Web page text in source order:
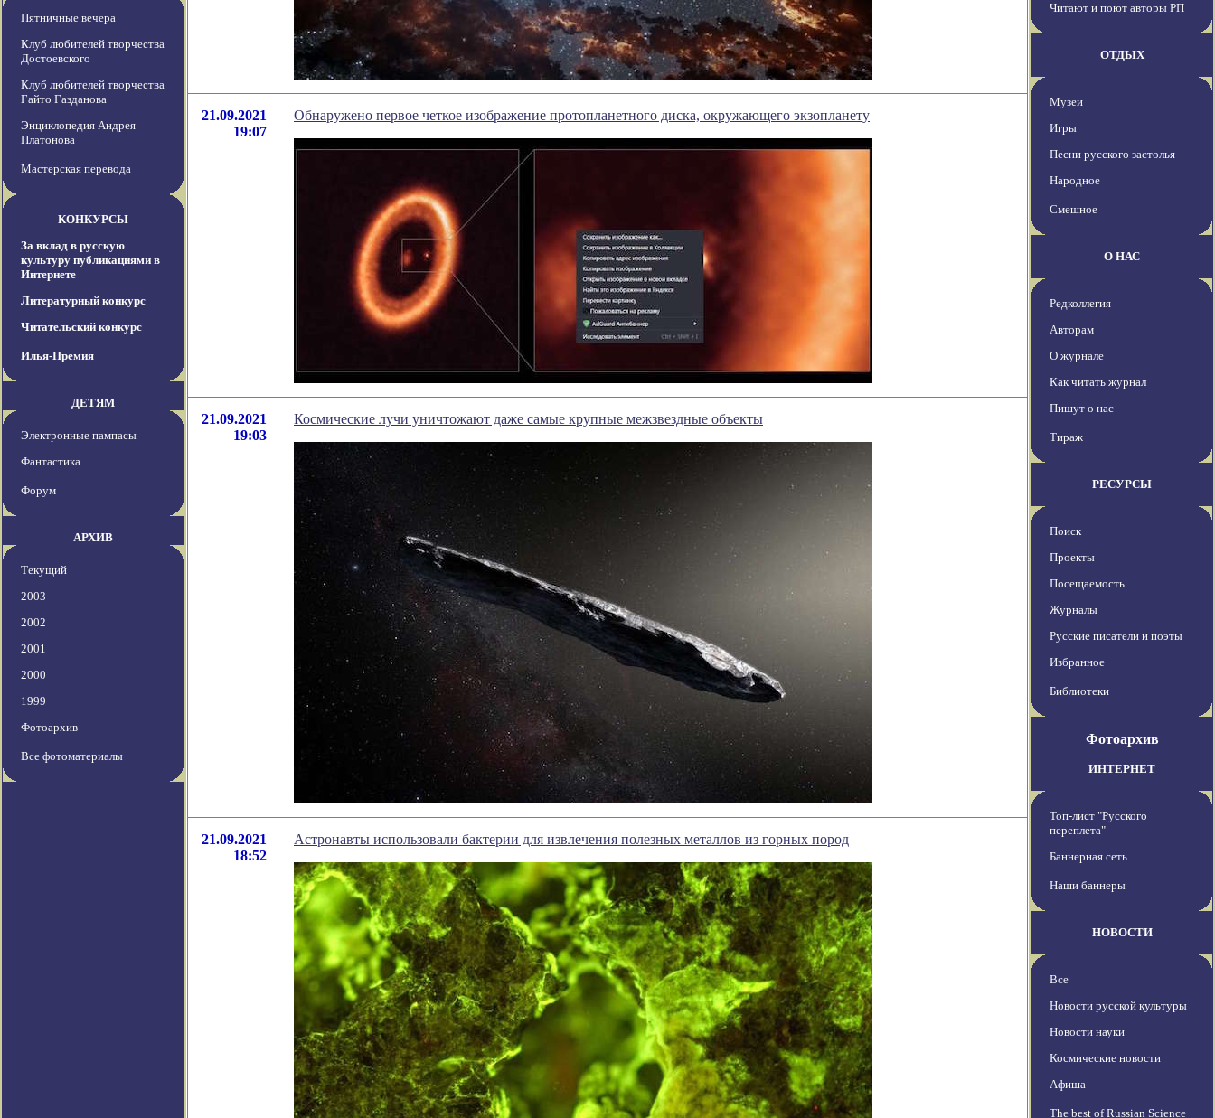
Пятничные вечера
Клуб любителей творчества
Достоевского
Клуб любителей творчества
Гайто Газданова
Энциклопедия Андрея
Платонова
Мастерская перевода
КОНКУРСЫ
За вклад в русскую
культуру публикациями в
Интернете
Литературный конкурс
Читательский конкурс
Илья-Премия
ДЕТЯМ
Электронные пампасы
Фантастика
Форум
АРХИВ
Текущий
2003
2002
2001
2000
1999
Фотоархив
Все фотоматериалы
21.09.2021
19:07
Обнаружено первое четкое изображение протопланетного диска, окружающего экзопланету
21.09.2021
19:03
Космические лучи уничтожают даже самые крупные межзвездные объекты
21.09.2021
18:52
Астронавты использовали бактерии для извлечения полезных металлов из горных пород
Читают и поют авторы РП
ОТДЫХ
Музеи
Игры
Песни русского застолья
Народное
Смешное
О НАС
Редколлегия
Авторам
О журнале
Как читать журнал
Пишут о нас
Тираж
РЕСУРСЫ
Поиск
Проекты
Посещаемость
Журналы
Русские писатели и поэты
Избранное
Библиотеки
Фотоархив
ИНТЕРНЕТ
Топ-лист "Русского
переплета"
Баннерная сеть
Наши баннеры
НОВОСТИ
Все
Новости русской культуры
Новости науки
Космические новости
Афиша
The best of Russian Science